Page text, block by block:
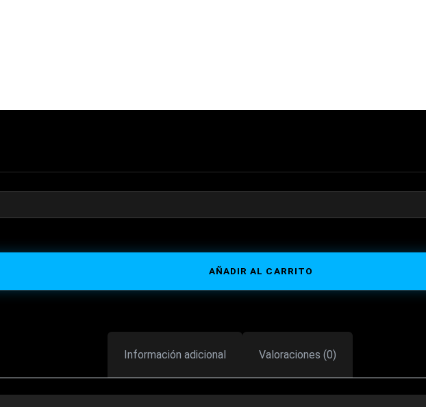
AÑADIR AL CARRITO
Información adicional Valoraciones (0)